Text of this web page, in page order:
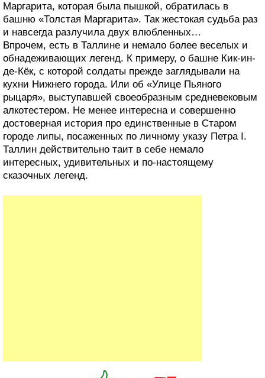
Маргарита, которая была пышкой, обратилась в
башню «Толстая Маргарита». Так жестокая судьба раз
и навсегда разлучила двух влюбленных…
Впрочем, есть в Таллине и немало более веселых и
обнадеживающих легенд. К примеру, о башне Кик-ин-
де-Кёк, с которой солдаты прежде заглядывали на
кухни Нижнего города. Или об «Улице Пьяного
рыцаря», выступавшей своеобразным средневековым
алкотестером. Не менее интересна и совершенно
достоверная история про единственные в Старом
городе липы, посаженных по личному указу Петра I.
Таллин действительно таит в себе немало
интересных, удивительных и по-настоящему
сказочных легенд.